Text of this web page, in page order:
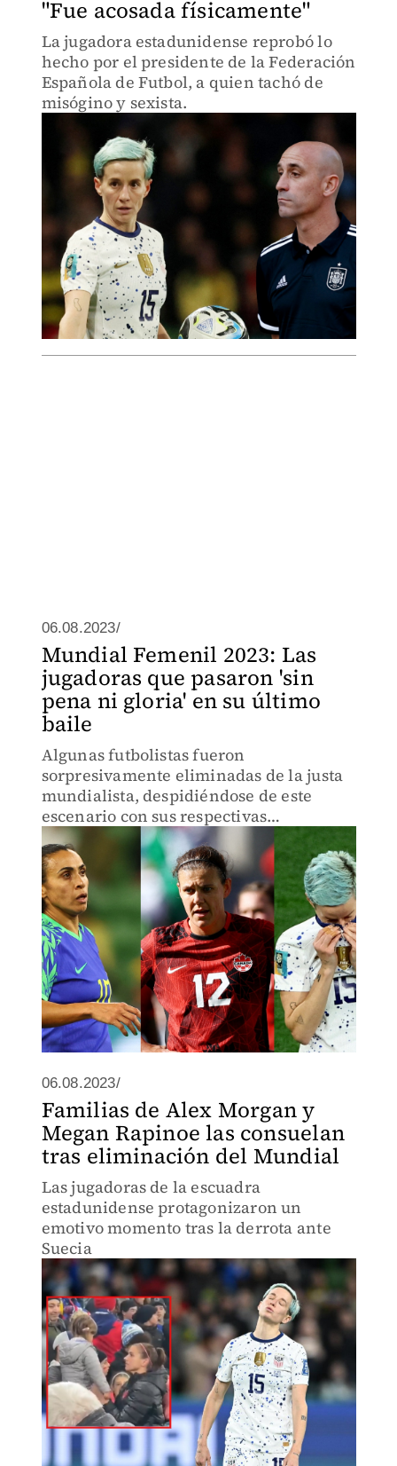
"Fue acosada físicamente"
La jugadora estadunidense reprobó lo
hecho por el presidente de la Federación
Española de Futbol, a quien tachó de
misógino y sexista.
06.08.2023/
Mundial Femenil 2023: Las
jugadoras que pasaron 'sin
pena ni gloria' en su último
baile
Algunas futbolistas fueron
sorpresivamente eliminadas de la justa
mundialista, despidiéndose de este
escenario con sus respectivas
selecciones
06.08.2023/
Familias de Alex Morgan y
Megan Rapinoe las consuelan
tras eliminación del Mundial
Las jugadoras de la escuadra
estadunidense protagonizaron un
emotivo momento tras la derrota ante
Suecia